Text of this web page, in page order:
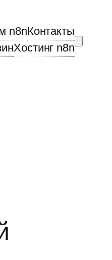
n8nКонтакты
Хостинг n8n